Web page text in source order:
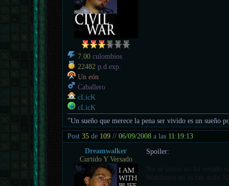
7.00 culombios
22482 p.d.exp.
Un eón
Caballero
cLicK
cLicK
"Un sueño que merece la pena ser vivido es un sueño
Post35 de 109 //06/09/2008 a las 11:19:13
Dreamwalker
Curtido Y Versado
Spoiler:
No sé cómo no ha venido
Watchmen no es tan malo